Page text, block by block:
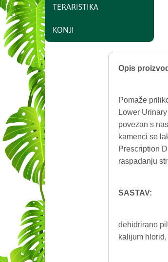
Opis
Pomaže
Lower
povezan s
kamenci se
Prescription
raspadanju
SASTAV:
dehidrirano
kalijum
TERARISTIKA
KONJI